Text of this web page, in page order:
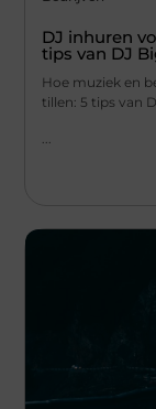
DJ inhuren
tips van DJ
Hoe muziek en
tillen: 5 tips van